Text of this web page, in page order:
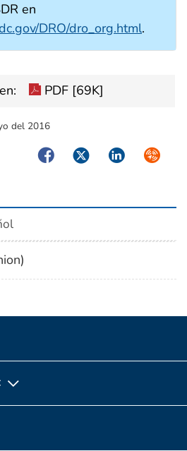
en
DRO/dro_org.html.
PDF [69K]
del 2016
FacebookTwitterLinkedIn